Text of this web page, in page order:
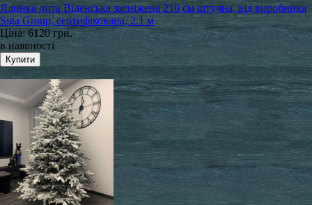
Ялинка лита Віденська засніжена 210 см штучна, від виробника
Siga Group, сертифікована, 2.1 м
Ціна:6120 грн.
в наявності